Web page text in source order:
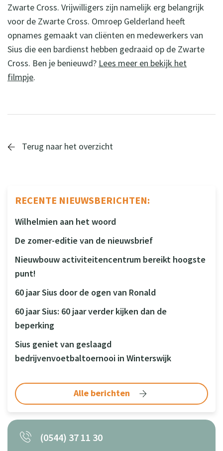
RECENTE NIEUWSBERICHTEN:
Wilhelmien aan het woord
De zomer-editie van de nieuwsbrief
Nieuwbouw activiteitencentrum bereikt hoogste
punt!
60 jaar Sius door de ogen van Ronald
60 jaar Sius: 60 jaar verder kijken dan de
beperking
Sius geniet van geslaagd
bedrijvenvoetbaltoernooi in Winterswijk
Alle berichten
(0544) 37 11 30
Zwarte Cross. Vrijwilligers zijn namelijk erg belangrijk
voor de Zwarte Cross. Omroep Gelderland heeft
opnames gemaakt van cliënten en medewerkers van
Sius die een bardienst hebben gedraaid op de Zwarte
Cross. Ben je benieuwd? Lees meer en bekijk het
filmpje.
Terug naar het overzicht